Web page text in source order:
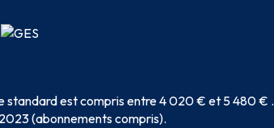
standard est compris entre 4 020 € et 5 480 € .
(abonnements compris).